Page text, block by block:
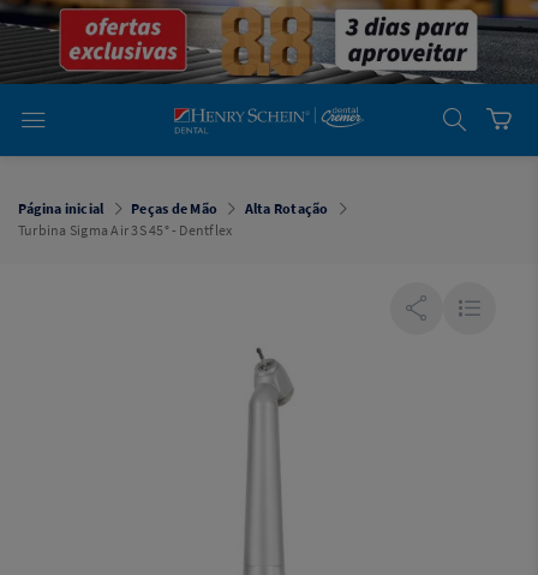
emDental
Cremer -
Henry Schein
Laboratório
Laboratório
Cremer -
Henry Schein
Página inicial Peças de Mão
Alta Rotação
Turbina Sigma Air 3S 45° - Dentflex